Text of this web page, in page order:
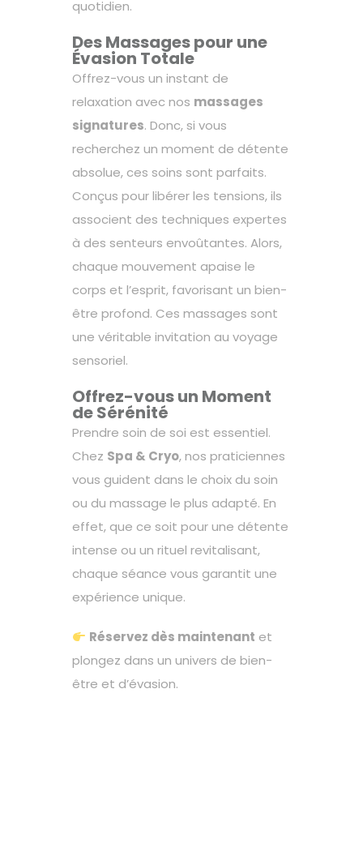
quotidien.
Des Massages pour une
Évasion Totale
Offrez-vous un instant de
relaxation avec nos massages
signatures. Donc, si vous
recherchez un moment de détente
absolue, ces soins sont parfaits.
Conçus pour libérer les tensions, ils
associent des techniques expertes
à des senteurs envoûtantes. Alors,
chaque mouvement apaise le
corps et l’esprit, favorisant un bien-
être profond. Ces massages sont
une véritable invitation au voyage
sensoriel.
Offrez-vous un Moment
de Sérénité
Prendre soin de soi est essentiel.
Chez Spa & Cryo, nos praticiennes
vous guident dans le choix du soin
ou du massage le plus adapté. En
effet, que ce soit pour une détente
intense ou un rituel revitalisant,
chaque séance vous garantit une
expérience unique.
Réservez dès maintenant et
plongez dans un univers de bien-
être et d’évasion.